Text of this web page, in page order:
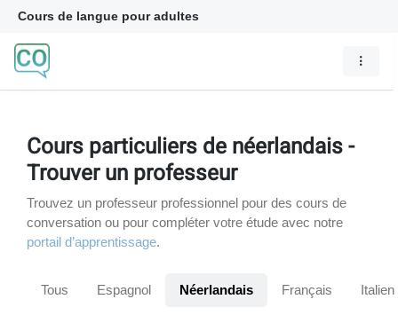
Cours de langue pour adultes
Cours particuliers de néerlandais -
Trouver un professeur
Trouvez un professeur professionnel pour des cours de
conversation ou pour compléter votre étude avec notre
portail d’apprentissage.
Tous Espagnol Néerlandais Français Italien